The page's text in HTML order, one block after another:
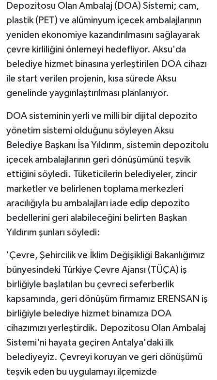
Depozitosu Olan Ambalaj (DOA) Sistemi; cam,
plastik (PET) ve alüminyum içecek ambalajlarının
yeniden ekonomiye kazandırılmasını sağlayarak
çevre kirliliğini önlemeyi hedefliyor. Aksu'da
belediye hizmet binasına yerleştirilen DOA cihazı
ile start verilen projenin, kısa sürede Aksu
genelinde yaygınlaştırılması planlanıyor.
DOA sisteminin yerli ve milli bir dijital depozito
yönetim sistemi olduğunu söyleyen Aksu
Belediye Başkanı İsa Yıldırım, sistemin depozitolu
içecek ambalajlarının geri dönüşümünü teşvik
ettiğini söyledi. Tüketicilerin belediyeler, zincir
marketler ve belirlenen toplama merkezleri
aracılığıyla bu ambalajları iade edip depozito
bedellerini geri alabileceğini belirten Başkan
Yıldırım şunları söyledi:
'Çevre, Şehircilik ve İklim Değişikliği Bakanlığımız
bünyesindeki Türkiye Çevre Ajansı (TÜÇA) iş
birliğiyle başlatılan bu çevreci seferberlik
kapsamında, geri dönüşüm firmamız ERENSAN iş
birliğiyle belediye hizmet binamıza DOA
cihazımızı yerleştirdik. Depozitosu Olan Ambalaj
Sistemi'ni hayata geçiren Antalya'daki ilk
belediyeyiz. Çevreyi koruyan ve geri dönüşümü
teşvik eden bu uygulamayı ilçemizde
Kadın
KÜLTÜR SANAT
Otomobil
Sağlık
SİYASET
SPOR HABERLERİ
TEKNOLOJİ
Turizm
ÜLKE GÜNDEMİ
YAŞAM
Yerel Haberler